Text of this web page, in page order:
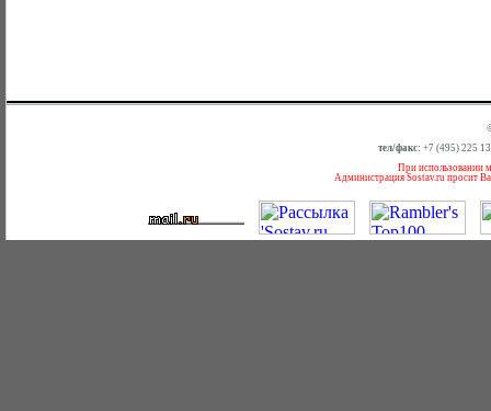
тел/факс: +7 (495) 225
При использовании
Администрация Sostav.ru просит